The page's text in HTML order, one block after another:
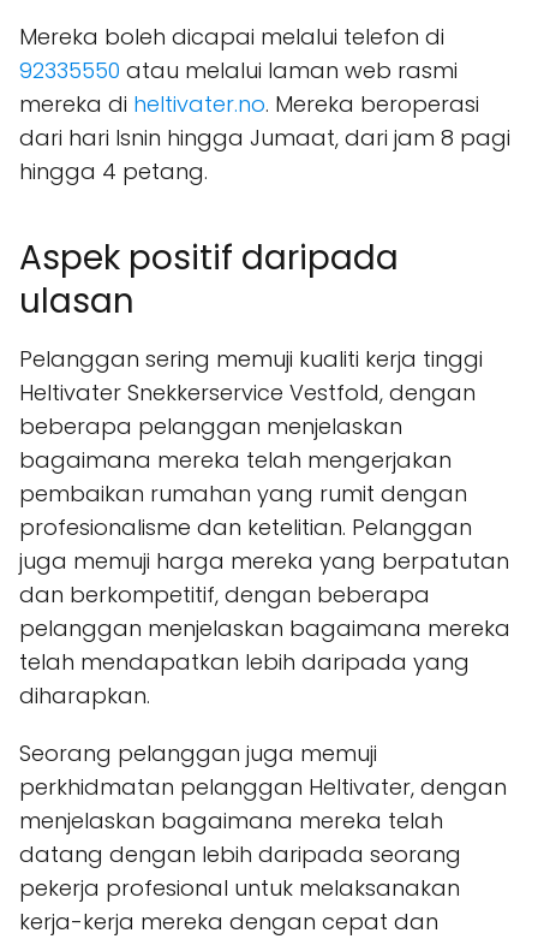
Mereka boleh dicapai melalui telefon di
92335550 atau melalui laman web rasmi
mereka di heltivater.no. Mereka beroperasi
dari hari Isnin hingga Jumaat, dari jam 8 pagi
hingga 4 petang.
Aspek positif daripada
ulasan
Pelanggan sering memuji kualiti kerja tinggi
Heltivater Snekkerservice Vestfold, dengan
beberapa pelanggan menjelaskan
bagaimana mereka telah mengerjakan
pembaikan rumahan yang rumit dengan
profesionalisme dan ketelitian. Pelanggan
juga memuji harga mereka yang berpatutan
dan berkompetitif, dengan beberapa
pelanggan menjelaskan bagaimana mereka
telah mendapatkan lebih daripada yang
diharapkan.
Seorang pelanggan juga memuji
perkhidmatan pelanggan Heltivater, dengan
menjelaskan bagaimana mereka telah
datang dengan lebih daripada seorang
pekerja profesional untuk melaksanakan
kerja-kerja mereka dengan cepat dan